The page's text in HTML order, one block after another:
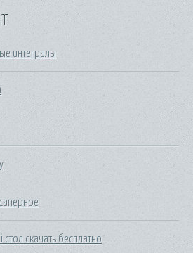
интегралы
скачать бесплатно